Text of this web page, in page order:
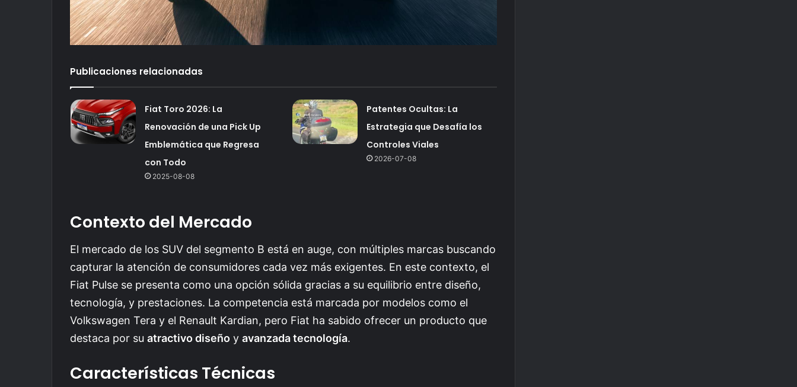
Publicaciones relacionadas
Fiat Toro 2026: La
Renovación de una Pick Up
Emblemática que Regresa
con Todo
2025-08-08
Patentes Ocultas: La
Estrategia que Desafía los
Controles Viales
2026-07-08
Contexto del Mercado
El mercado de los SUV del segmento B está en auge, con múltiples marcas buscando
capturar la atención de consumidores cada vez más exigentes. En este contexto, el
Fiat Pulse se presenta como una opción sólida gracias a su equilibrio entre diseño,
tecnología, y prestaciones. La competencia está marcada por modelos como el
Volkswagen Tera y el Renault Kardian, pero Fiat ha sabido ofrecer un producto que
destaca por su atractivo diseño y avanzada tecnología.
Características Técnicas